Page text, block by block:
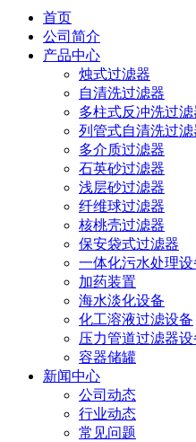
首页
公司简介
产品中心
烛式过滤器
自清洗过滤器
多柱式反冲洗过滤
列管式自清洗过滤
多介质过滤器
石英砂过滤器
浅层砂过滤器
纤维球过滤器
核桃壳过滤器
保安袋式过滤器
一体化污水处理设
加药装置
海水淡化设备
化工溶液过滤设备
压力管道过滤器设
容器储罐
新闻中心
公司动态
行业动态
常见问题